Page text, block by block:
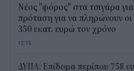
Νέος "φόρος" στα τσιγάρα
πρόταση για να πληρώνουν οι
350 εκατ. ευρώ τον χρόνο
12:15
ΔΥΠΑ: Επίδομα περίπου 758